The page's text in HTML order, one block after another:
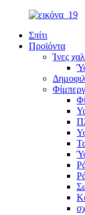
Σπίτι
Προϊόντα
Ίνες